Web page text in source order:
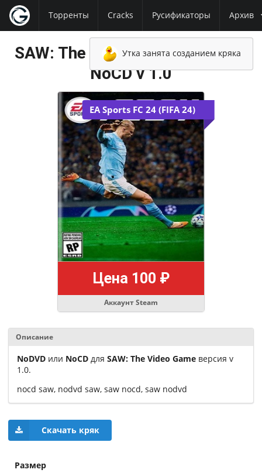
Торренты Cracks Русификаторы Архив
Утка занята созданием кряка
SAW: The Video Game NoDVD -
NoCD v 1.0
EA Sports FC 24 (FIFA 24)
Аккаунт Steam
Цена 100 ₽
Описание
NoDVD или NoCD для SAW: The Video Game версия v
1.0.
nocd saw, nodvd saw, saw nocd, saw nodvd
Скачать кряк
Размер